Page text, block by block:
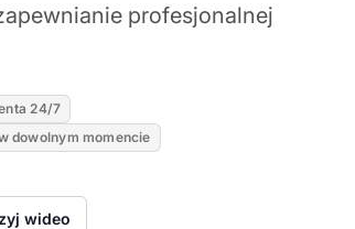
profesjonalnej
24/7
dowolnym momencie
wideo